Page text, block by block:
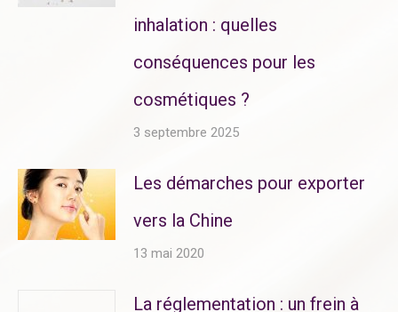
inhalation : quelles
conséquences pour les
cosmétiques ?
3 septembre 2025
Les démarches pour exporter
vers la Chine
13 mai 2020
La réglementation : un frein à